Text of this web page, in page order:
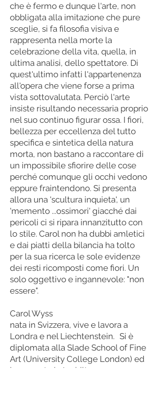
che è fermo e dunque l'arte, non
obbligata alla imitazione che pure
sceglie, si fa filosofia visiva e
rappresenta nella morte la
celebrazione della vita, quella, in
ultima analisi, dello spettatore. Di
quest'ultimo infatti l'appartenenza
all'opera che viene forse a prima
vista sottovalutata. Perciò l'arte
insiste risultando necessaria proprio
nel suo continuo figurar ossa. I fiori,
bellezza per eccellenza del tutto
specifica e sintetica della natura
morta, non bastano a raccontare di
un impossibile sfiorire delle cose
perché comunque gli occhi vedono
eppure fraintendono. Si presenta
allora una 'scultura inquieta', un
'memento ...ossimori' giacché dai
pericoli ci si ripara innanzitutto con
lo stile. Carol non ha dubbi amletici
e dai piatti della bilancia ha tolto
per la sua ricerca le sole evidenze
dei resti ricomposti come fiori. Un
solo oggettivo e ingannevole: "non
essere".
Carol Wyss
nata in Svizzera, vive e lavora a
Londra e nel Liechtenstein. Si è
diplomata alla Slade School of Fine
Art (University College London) ed
ha esposto in Inghilterra,